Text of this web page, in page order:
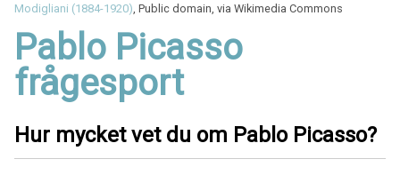
Modigliani (1884-1920), Public domain, via Wikimedia Commons
Pablo Picasso
frågesport
Hur mycket vet du om Pablo Picasso?